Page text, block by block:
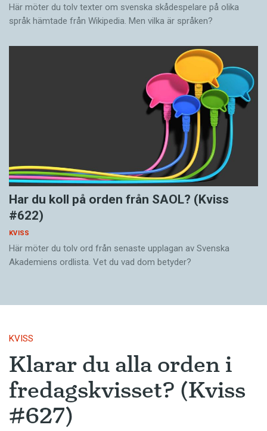
Här möter du tolv texter om svenska skådespelare på olika
språk hämtade från Wikipedia. Men vilka är språken?
Har du koll på orden från SAOL? (Kviss
#622)
KVISS
Här möter du tolv ord från senaste upplagan av Svenska
Akademiens ordlista. Vet du vad dom betyder?
KVISS
Klarar du alla orden i
fredagskvisset? (Kviss
#627)